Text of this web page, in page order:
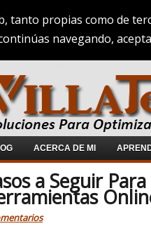
tanto propias como de
navegando,
ACERCA DE MI
a Seguir